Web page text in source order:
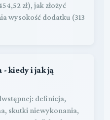
zł), jak złożyć
wysokość dodatku (313
kiedy i jak ją
definicja,
skutki niewykonania,